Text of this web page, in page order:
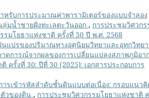
รับการประมาณค่าพารามิเตอร์ของแบบจำลอง
มน้ำชายฝั่งทะเลตะวันออก , การประชุมวิศวกร
มโยธาแห่งชาติ ครั้งที่ 30 ปี พ.ศ. 2568
นแปรของปริมาณทางอุตุนิยมวิทยาและอุทกวิทย
ดการณ์จากผลของการเปลี่ยนแปลงสภาพภูมิอา
ครั้งที่ 30: ปีที่ 30 (2025): เอกสารประกอบการ
ารเข้ารหัสลำดับชั้นดินแบบต่อเนื่อง: กรอบแนว
วของดิน , การประชุมวิศวกรรมโยธาแห่งชาติ